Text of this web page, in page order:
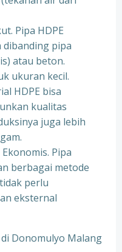
Pipa HDPE
pipa
atau beton.
ukuran kecil.
HDPE bisa
kualitas
juga lebih
Pipa
berbagai metode
perlu
eksternal